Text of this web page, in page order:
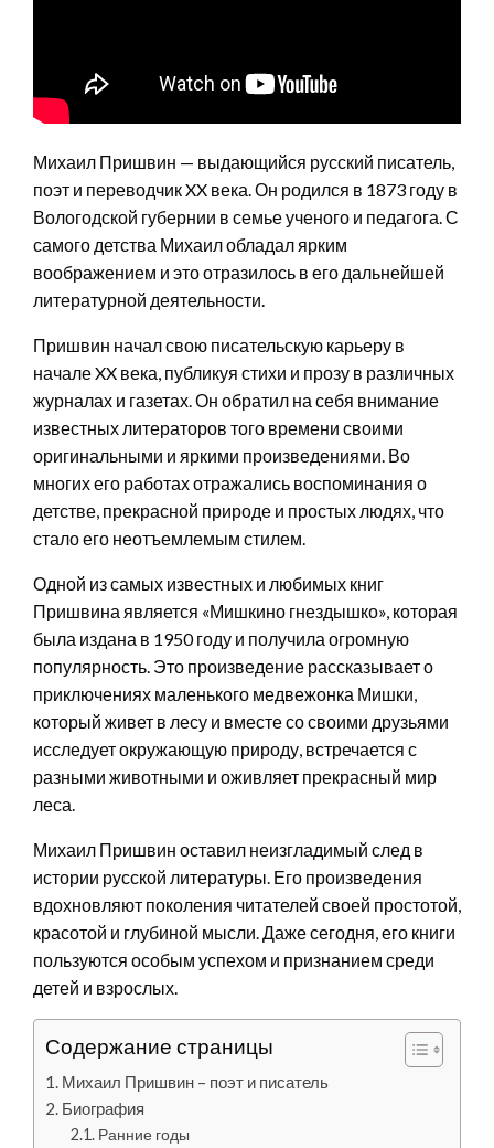
Михаил Пришвин — выдающийся русский писатель,
поэт и переводчик XX века. Он родился в 1873 году в
Вологодской губернии в семье ученого и педагога. С
самого детства Михаил обладал ярким
воображением и это отразилось в его дальнейшей
литературной деятельности.
Пришвин начал свою писательскую карьеру в
начале XX века, публикуя стихи и прозу в различных
журналах и газетах. Он обратил на себя внимание
известных литераторов того времени своими
оригинальными и яркими произведениями. Во
многих его работах отражались воспоминания о
детстве, прекрасной природе и простых людях, что
стало его неотъемлемым стилем.
Одной из самых известных и любимых книг
Пришвина является «Мишкино гнездышко», которая
была издана в 1950 году и получила огромную
популярность. Это произведение рассказывает о
приключениях маленького медвежонка Мишки,
который живет в лесу и вместе со своими друзьями
исследует окружающую природу, встречается с
разными животными и оживляет прекрасный мир
леса.
Михаил Пришвин оставил неизгладимый след в
истории русской литературы. Его произведения
вдохновляют поколения читателей своей простотой,
красотой и глубиной мысли. Даже сегодня, его книги
пользуются особым успехом и признанием среди
детей и взрослых.
Содержание страницы
Михаил Пришвин – поэт и писатель
Биография
Ранние годы